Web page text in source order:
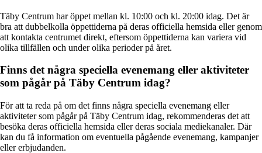
Täby Centrum har öppet mellan kl. 10:00 och kl. 20:00 idag. Det är
bra att dubbelkolla öppettiderna på deras officiella hemsida eller genom
att kontakta centrumet direkt, eftersom öppettiderna kan variera vid
olika tillfällen och under olika perioder på året.
Finns det några speciella evenemang eller aktiviteter
som pågår på Täby Centrum idag?
För att ta reda på om det finns några speciella evenemang eller
aktiviteter som pågår på Täby Centrum idag, rekommenderas det att
besöka deras officiella hemsida eller deras sociala mediekanaler. Där
kan du få information om eventuella pågående evenemang, kampanjer
eller erbjudanden.